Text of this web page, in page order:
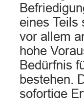
eines Teils
vor allem
hohe
Bedürfnis
bestehen.
sofortige